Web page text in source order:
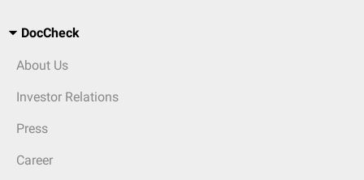
DocCheck
About Us
Investor Relations
Press
Career